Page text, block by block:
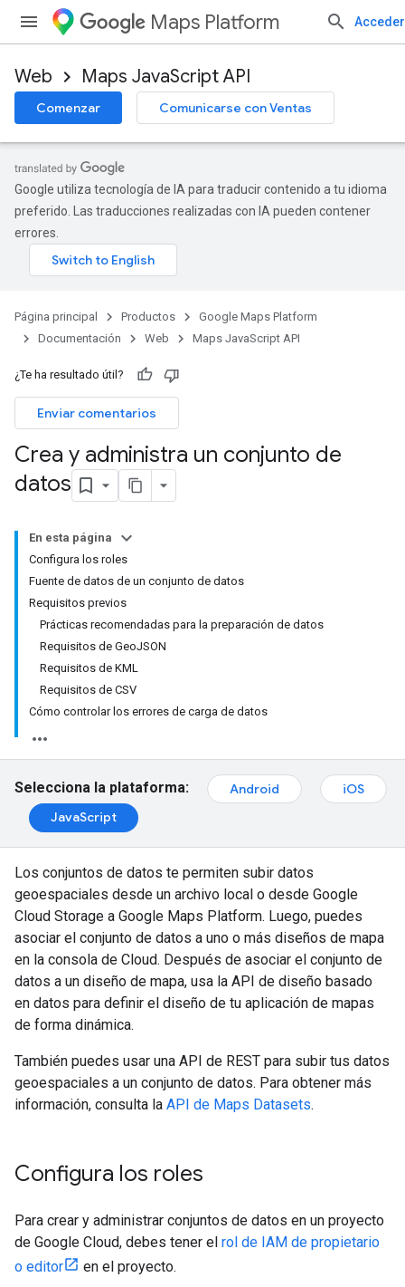
Maps Platform Acceder
Web Maps JavaScript API
Comenzar Comunicarse con Ventas
Google utiliza tecnología de IA para traducir contenido a tu idioma
preferido. Las traducciones realizadas con IA pueden contener
errores.
Página principal Productos
Google Maps Platform
Documentación
Web Maps JavaScript API
¿Te ha resultado útil?
Enviar comentarios
Crea y administra un conjunto de
datos
En esta página
Configura los roles
Fuente de datos de un conjunto de datos
Requisitos previos
Prácticas recomendadas para la preparación de datos
Requisitos de GeoJSON
Requisitos de KML
Requisitos de CSV
Cómo controlar los errores de carga de datos
Selecciona la plataforma: Android
iOS
JavaScript
Los conjuntos de datos te permiten subir datos
geoespaciales desde un archivo local o desde Google
Cloud Storage a Google Maps Platform. Luego, puedes
asociar el conjunto de datos a uno o más diseños de mapa
en la consola de Cloud. Después de asociar el conjunto de
datos a un diseño de mapa, usa la API de diseño basado
en datos para definir el diseño de tu aplicación de mapas
de forma dinámica.
También puedes usar una API de REST para subir tus datos
geoespaciales a un conjunto de datos. Para obtener más
información, consulta la API de Maps Datasets.
Configura los roles
Para crear y administrar conjuntos de datos en un proyecto
de Google Cloud, debes tener el rol de IAM de propietario
o editor
en el proyecto.